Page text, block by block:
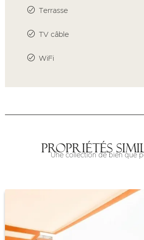
Terrasse
TV câble
WiFi
Propriétés
Une collection de bien que